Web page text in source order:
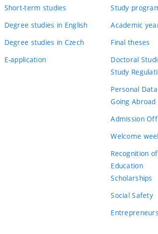
Short-term studies
Degree studies in English
Degree studies in Czech
E-application
Study
Academic
Final theses
Doctoral
Study
Personal
Going Abroad
Admission
Welcome
Recognition
Education
Scholarships
Social Safety